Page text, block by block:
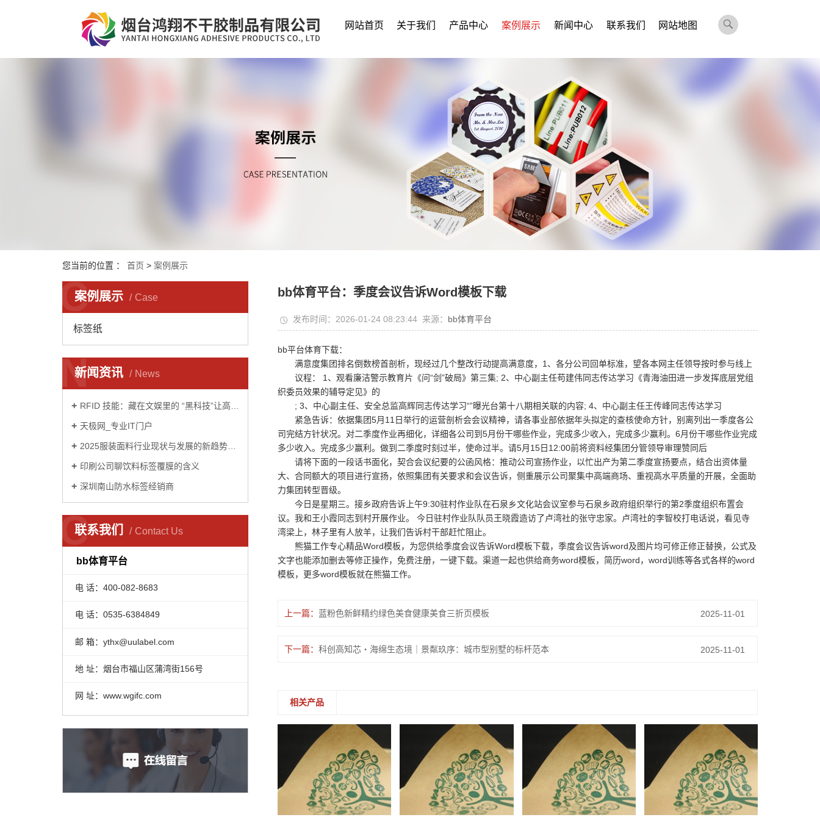
网站首页 关于我们 产品中心 案例展示 新闻中心 联系我们 网站地图
您当前的位置 ： 首页 > 案例展示
案例展示 Case
C
标签纸
新闻资讯 News
N
RFID 技能：藏在文娱里的 “黑科技”让高兴再晋级
天极网_专业IT门户
2025服装面料行业现状与发展的新趋势及前景预测分析
印刷公司聊饮料标签覆膜的含义
深圳南山防水标签经销商
联系我们 Contact Us
C
bb体育平台
电 话：400-082-8683
电 话：0535-6384849
邮 箱：ythx@uulabel.com
地 址：烟台市福山区蒲湾街156号
网 址：www.wgifc.com
bb体育平台：季度会议告诉Word模板下载
发布时间：2026-01-24 08:23:44 来源： bb体育平台
bb平台体育下载：
满意度集团排名倒数榜首剖析，现经过几个整改行动提高满意度，1、各分公司回单标准，望各本网主任领导按时参与线上
议程： 1、观看廉洁警示教育片《问“剑”破局》第三集; 2、中心副主任苟建伟同志传达学习《青海油田进一步发挥底层党组
织委员效果的辅导定见》的
; 3、中心副主任、安全总监高辉同志传达学习“”曝光台第十八期相关联的内容; 4、中心副主任王传峰同志传达学习
紧急告诉：依据集团5月11日举行的运营剖析会会议精神，请各事业部依据年头拟定的查核使命方针，别离列出一季度各公
司完结方针状况。对二季度作业再细化，详细各公司到5月份干哪些作业，完成多少收入，完成多少赢利。6月份干哪些作业完成
多少收入。完成多少赢利。做到二季度时刻过半，使命过半。请5月15日12:00前将资料经集团分管领导审理赞同后
请将下面的一段话书面化，契合会议纪要的公函风格：推动公司宣扬作业，以忙出产为第二季度宣扬要点，结合出资体量
大、合同额大的项目进行宣扬，依照集团有关要求和会议告诉，侧重展示公司聚集中高端商场、重视高水平质量的开展，全面助
力集团转型晋级。
今日是星期三。接乡政府告诉上午9:30驻村作业队在石泉乡文化站会议室参与石泉乡政府组织举行的第2季度组织布置会
议。我和王小霞同志到村开展作业。 今日驻村作业队队员王晓霞造访了卢湾社的张守忠家。卢湾社的李智校打电话说，看见寺
湾梁上，林子里有人放羊，让我们告诉村干部赶忙阻止。
熊猫工作专心精品Word模板，为您供给季度会议告诉Word模板下载，季度会议告诉word及图片均可修正修正替换，公式及
文字也能添加删去等修正操作，免费注册，一键下载。渠道一起也供给商务word模板，简历word，word训练等各式各样的word
模板，更多word模板就在熊猫工作。
上一篇： 蓝粉色新鲜精约绿色美食健康美食三折页模板 2025-11-01
下一篇： 科创高知芯・海绵生态境｜景粼玖序：城市型别墅的标杆范本 2025-11-01
相关产品